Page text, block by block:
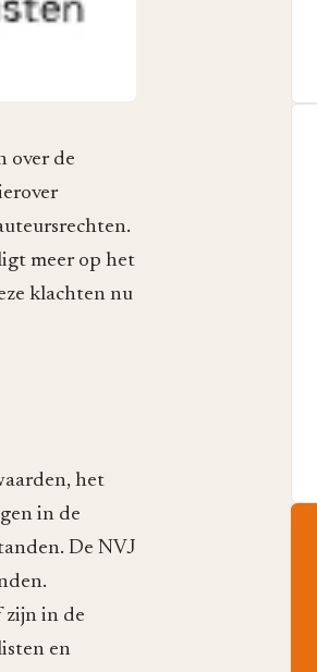
over de
meer op het
klachten nu
het
in de
De NVJ
zijn in de
en